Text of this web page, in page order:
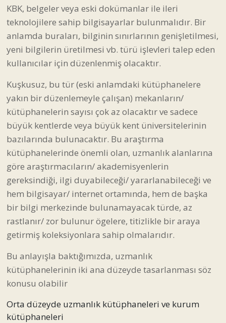
KBK, belgeler veya eski dokümanlar ile ileri
teknolojilere sahip bilgisayarlar bulunmalıdır. Bir
anlamda buraları, bilginin sınırlarının genişletilmesi,
yeni bilgilerin üretilmesi vb. türü işlevleri talep eden
kullanıcılar için düzenlenmiş olacaktır.
Kuşkusuz, bu tür (eski anlamdaki kütüphanelere
yakın bir düzenlemeyle çalışan) mekanların/
kütüphanelerin sayısı çok az olacaktır ve sadece
büyük kentlerde veya büyük kent üniversitelerinin
bazılarında bulunacaktır. Bu araştırma
kütüphanelerinde önemli olan, uzmanlık alanlarına
göre araştırmacıların/ akademisyenlerin
gereksindiği, ilgi duyabileceği/ yararlanabileceği ve
hem bilgisayar/ internet ortamında, hem de başka
bir bilgi merkezinde bulunamayacak türde, az
rastlanır/ zor bulunur ögelere, titizlikle bir araya
getirmiş koleksiyonlara sahip olmalarıdır.
Bu anlayışla baktığımızda, uzmanlık
kütüphanelerinin iki ana düzeyde tasarlanması söz
konusu olabilir
Orta düzeyde uzmanlık kütüphaneleri ve kurum
kütüphaneleri